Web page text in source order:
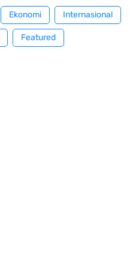
Ekonomi Internasional
Featured